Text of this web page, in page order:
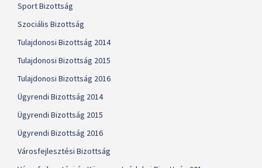
Sport Bizottság
Szociális Bizottság
Tulajdonosi Bizottság 2014
Tulajdonosi Bizottság 2015
Tulajdonosi Bizottság 2016
Ügyrendi Bizottság 2014
Ügyrendi Bizottság 2015
Ügyrendi Bizottság 2016
Városfejlesztési Bizottság